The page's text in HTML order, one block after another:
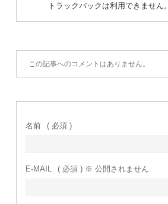
トラックバックは利用できません。
この記事へのコメントはありません。
名前 ( 必須 )
E-MAIL ( 必須 ) ※ 公開されません